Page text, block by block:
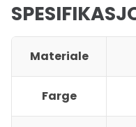
Materiale
Farge